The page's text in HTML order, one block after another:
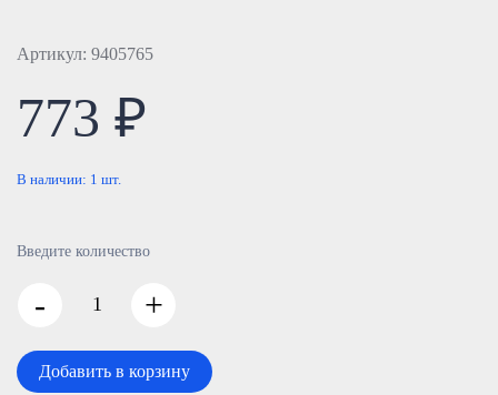
Артикул: 9405765
773 ₽
В наличии: 1 шт.
Введите количество
- +
Добавить в корзину